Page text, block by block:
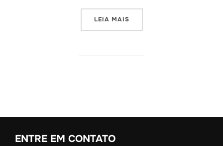
LEIA MAIS“A IMPORTÂNCIA DO
ENTRE EM CONTATO